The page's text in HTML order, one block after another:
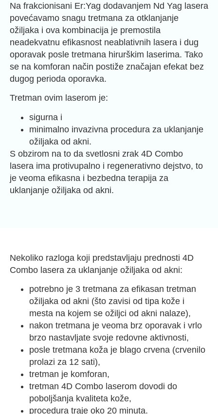
Na frakcionisani Er:Yag dodavanjem Nd Yag lasera
povećavamo snagu tretmana za otklanjanje
ožiljaka i ova kombinacija je premostila
neadekvatnu efikasnost neablativnih lasera i dug
oporavak posle tretmana hirurškim laserima. Tako
se na komforan način postiže značajan efekat bez
dugog perioda oporavka.
Tretman ovim laserom je:
sigurna i
minimalno invazivna procedura za uklanjanje
ožiljaka od akni.
S obzirom na to da svetlosni zrak 4D Combo
lasera ima protivupalno i regenerativno dejstvo, to
je veoma efikasna i bezbedna terapija za
uklanjanje ožiljaka od akni.
Nekoliko razloga koji predstavljaju prednosti 4D
Combo lasera za uklanjanje ožiljaka od akni:
potrebno je 3 tretmana za efikasan tretman
ožiljaka od akni (što zavisi od tipa kože i
mesta na kojem se ožiljci od akni nalaze),
nakon tretmana je veoma brz oporavak i vrlo
brzo nastavljate svoje redovne aktivnosti,
posle tretmana koža je blago crvena (crvenilo
prolazi za 12 sati),
tretman je komforan,
tretman 4D Combo laserom dovodi do
poboljšanja kvaliteta kože,
procedura traje oko 20 minuta.